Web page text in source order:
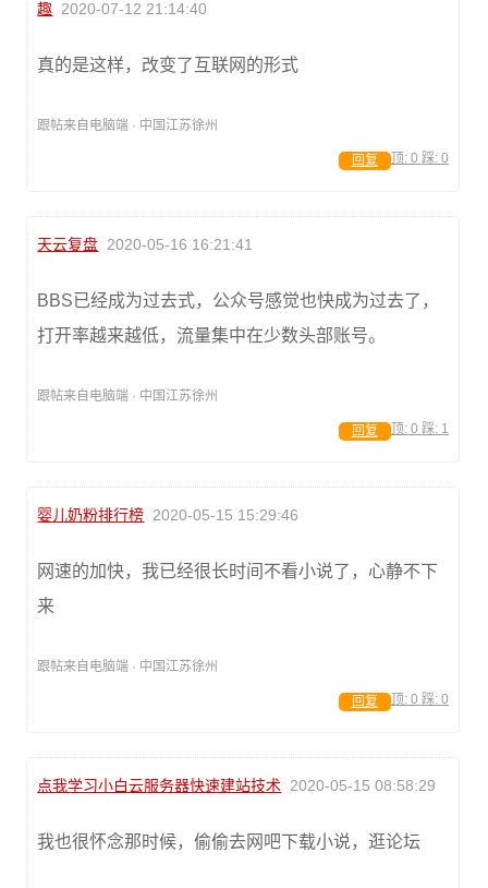
趣 2020-07-12 21:14:40
真的是这样，改变了互联网的形式
跟帖来自电脑端 · 中国江苏徐州
顶: 0 踩: 0
回复
天云复盘 2020-05-16 16:21:41
BBS已经成为过去式，公众号感觉也快成为过去了，
打开率越来越低，流量集中在少数头部账号。
跟帖来自电脑端 · 中国江苏徐州
顶: 0 踩: 1
回复
婴儿奶粉排行榜 2020-05-15 15:29:46
网速的加快，我已经很长时间不看小说了，心静不下
来
跟帖来自电脑端 · 中国江苏徐州
顶: 0 踩: 0
回复
点我学习小白云服务器快速建站技术 2020-05-15 08:58:29
我也很怀念那时候，偷偷去网吧下载小说，逛论坛